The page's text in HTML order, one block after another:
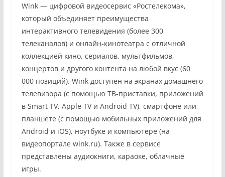
Wink — цифровой видеосервис «Ростелекома»,
который объединяет преимущества
интерактивного телевидения (более 300
телеканалов) и онлайн-кинотеатра с отличной
коллекцией кино, сериалов, мультфильмов,
концертов и другого контента на любой вкус (60
000 позиций). Wink доступен на экранах домашнего
телевизора (с помощью ТВ-приставки, приложений
в Smart TV, Apple TV и Android TV), смартфоне или
планшете (с помощью мобильных приложений для
Android и iOS), ноутбуке и компьютере (на
видеопортале wink.ru). Также в сервисе
представлены аудиокниги, караоке, облачные
игры.